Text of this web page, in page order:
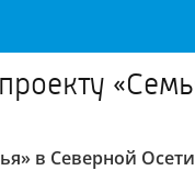
в Северной